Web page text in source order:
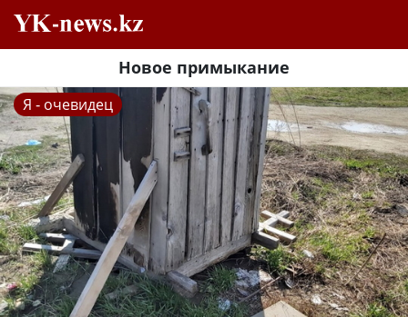
Новое примыкание
Я - очевидец